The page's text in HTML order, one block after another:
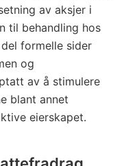
av aksjer i
til behandling hos
formelle sider
og
av å stimulere
blant annet
eierskapet.